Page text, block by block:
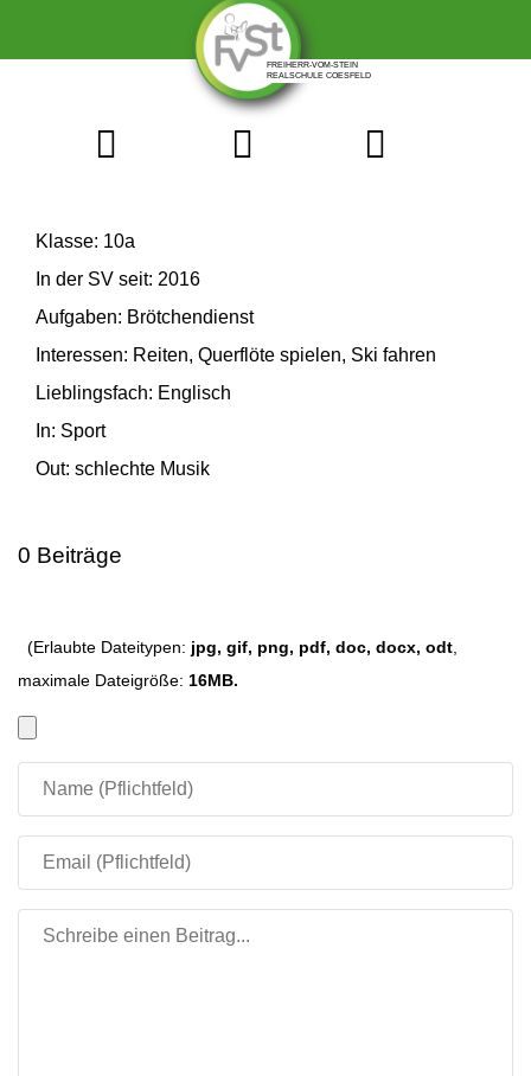
Klasse: 10a
In der SV seit: 2016
Aufgaben: Brötchendienst
Interessen: Reiten, Querflöte spielen, Ski fahren
Lieblingsfach: Englisch
In: Sport
Out: schlechte Musik
0 Beiträge
(Erlaubte Dateitypen: jpg, gif, png, pdf, doc, docx, odt,
maximale Dateigröße: 16MB.